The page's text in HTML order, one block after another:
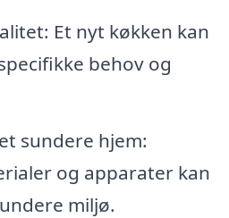
Et nyt køkken kan
behov og
sundere hjem:
og apparater kan
miljø.